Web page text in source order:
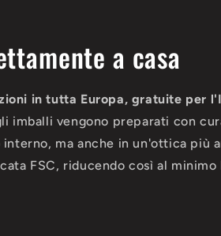
a casa
in tutta Europa, gratuite per
imballi vengono preparati con
interno, ma anche in un'ottica più
FSC, riducendo così al